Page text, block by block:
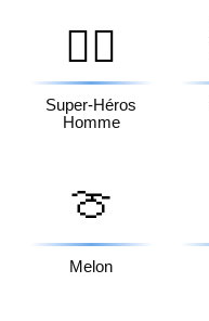
🦸‍♂️
Super-Héros
Homme
🍈
Melon